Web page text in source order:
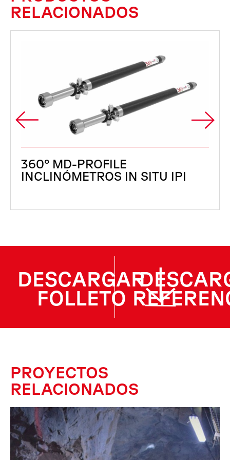
RELACIONADOS
360° MD-PROFILE
INCLINÓMETROS IN SITU IPI
DESCARGAR
FOLLETO
PROYECTOS
RELACIONADOS